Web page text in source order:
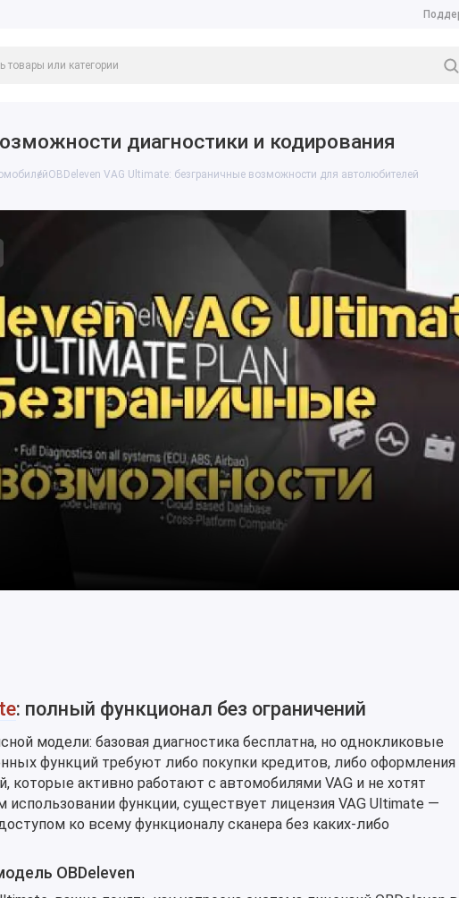
диагностики и кодирования
⁦OBDeleven VAG Ultimate: безграничные возможности для автолюбителей
: полный функционал без ограничений
модели: базовая диагностика бесплатна, но однокликовые
функций требуют либо покупки кредитов, либо оформления
которые активно работают с автомобилями VAG и не хотят
функции, существует лицензия VAG Ultimate —
ко всему функционалу сканера без каких-либо
OBDeleven